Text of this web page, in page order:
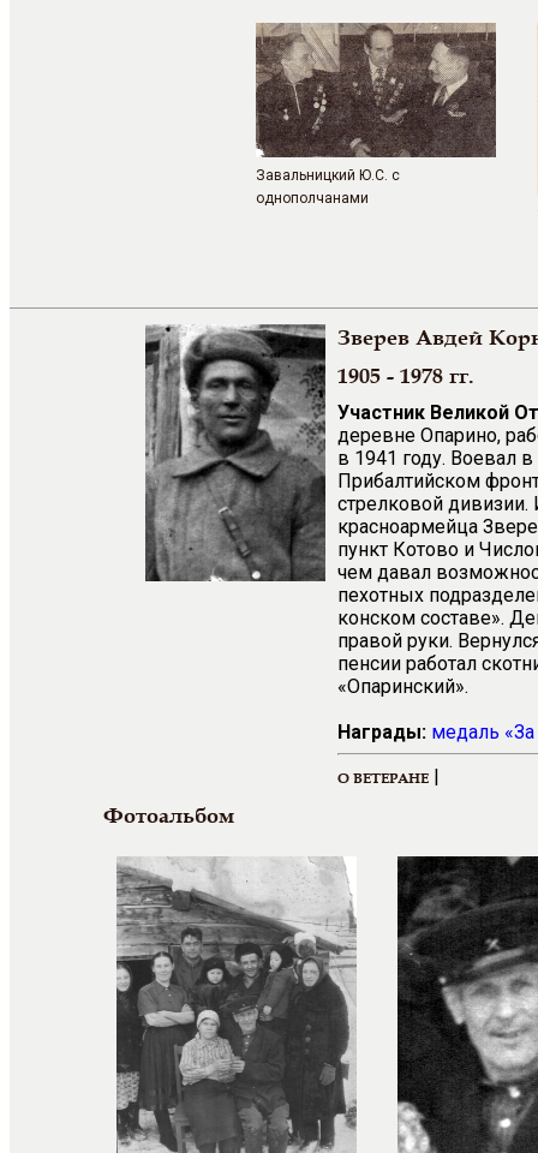
Завальницкий Ю.С. с
однополчанами
Зверев Авдей
1905 - 1978 гг.
Участник Великой
деревне Опарино,
в 1941 году. Воевал
Прибалтийском
стрелковой дивизии.
красноармейца
пункт Котово и
чем давал
пехотных
конском составе».
правой руки.
пенсии работал
«Опаринский».
Награды: медаль
О ВЕТЕРАНЕ |
Фотоальбом